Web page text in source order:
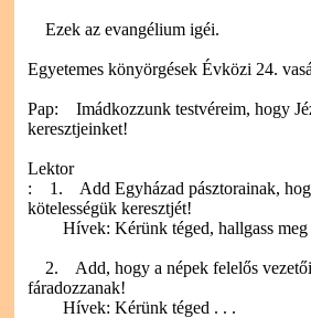
Ezek az evangélium igéi.
Egyetemes könyörgések Évközi 24.
Pap: Imádkozzunk testvéreim, hogy
keresztjeinket!
Lektor
: 1. Add Egyházad pásztorainak,
kötelességük keresztjét!
Hívek: Kérünk téged, hallgass meg
2. Add, hogy a népek felelős vezetői
fáradozzanak!
Hívek: Kérünk téged . . .